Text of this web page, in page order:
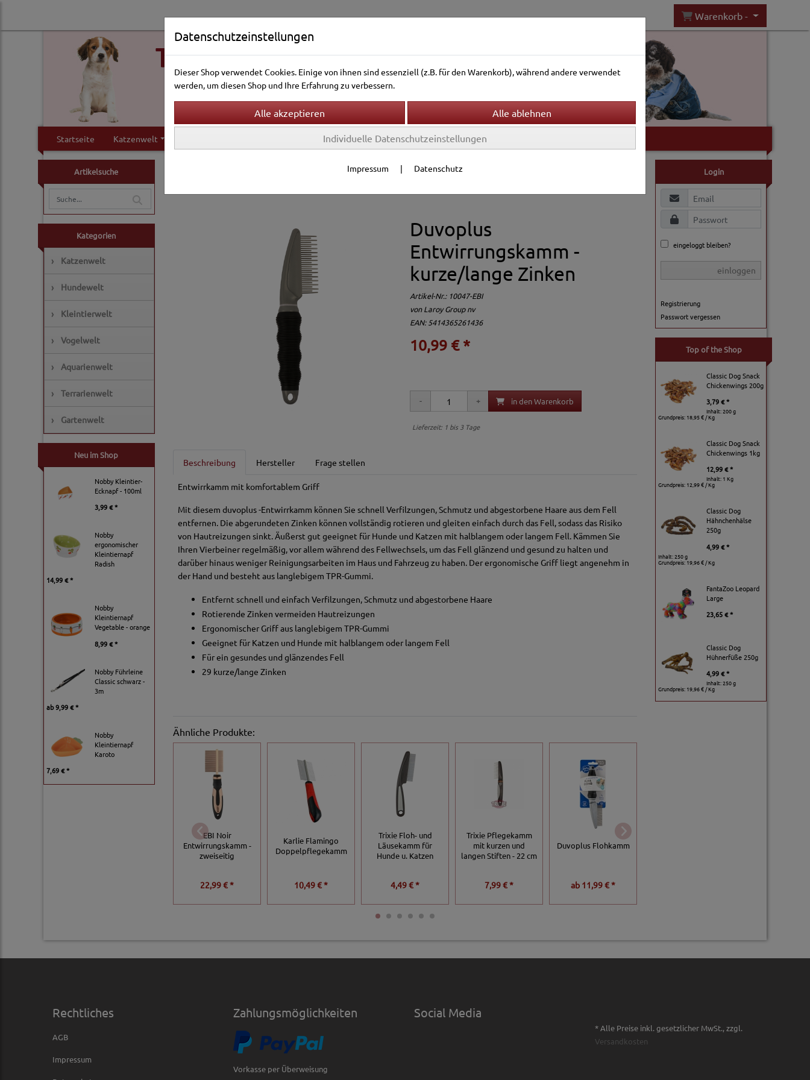
Warenkorb -
Startseite Katzenwelt Vogelwelt Aquarienwelt Terrarienwelt
Artikelsuche
Kategorien
› Katzenwelt
› Hundewelt
› Kleintierwelt
› Vogelwelt
› Aquarienwelt
› Terrarienwelt
› Gartenwelt
Neu im Shop
Nobby Kleintier-
Ecknapf - 100ml
3,99 € *
Nobby
ergonomischer
Kleintiernapf
Radish
14,99 € *
Nobby
Kleintiernapf
Vegetable - orange
8,99 € *
Nobby Führleine
Classic schwarz -
3m
ab9,99 € *
Nobby
Kleintiernapf
Karoto
7,69 € *
Fellpflege
Duvoplus
Entwirrungskamm -
kurze/lange Zinken
Artikel-Nr.: 10047-EBI
vonLaroy Group nv
EAN: 5414365261436
10,99 € *
in den Warenkorb
Lieferzeit: 1 bis 3 Tage
Beschreibung Hersteller Frage stellen
Entwirrkamm mit komfortablem Griff
Mit diesem duvoplus -Entwirrkamm können Sie schnell Verfilzungen, Schmutz und abgestorbene Haare aus dem Fell
entfernen. Die abgerundeten Zinken können vollständig rotieren und gleiten einfach durch das Fell, sodass das Risiko
von Hautreizungen sinkt. Äußerst gut geeignet für Hunde und Katzen mit halblangem oder langem Fell. Kämmen Sie
Ihren Vierbeiner regelmäßig, vor allem während des Fellwechsels, um das Fell glänzend und gesund zu halten und
darüber hinaus weniger Reinigungsarbeiten im Haus und Fahrzeug zu haben. Der ergonomische Griff liegt angenehm in
der Hand und besteht aus langlebigem TPR-Gummi.
Entfernt schnell und einfach Verfilzungen, Schmutz und abgestorbene Haare
Rotierende Zinken vermeiden Hautreizungen
Ergonomischer Griff aus langlebigem TPR-Gummi
Geeignet für Katzen und Hunde mit halblangem oder langem Fell
Für ein gesundes und glänzendes Fell
29 kurze/lange Zinken
Ähnliche Produkte:
EBI Noir
Entwirrungskamm -
zweiseitig
22,99 € *
Karlie Flamingo
Doppelpflegekamm
10,49 € *
Trixie Floh- und
Läusekamm für
Hunde u. Katzen
4,49 € *
Trixie Pflegekamm
mit kurzen und
langen Stiften - 22 cm
7,99 € *
Duvoplus Flohkamm
ab 11,99 € *
Login
eingeloggt bleiben?
einloggen
Registrierung
Passwort vergessen
Top of the Shop
Classic Dog Snack
Chickenwings 200g
3,79 € *
Inhalt: 200 g
Grundpreis: 18,95 € / Kg
Classic Dog Snack
Chickenwings 1kg
12,99 € *
Inhalt: 1 Kg
Grundpreis: 12,99 € / Kg
Classic Dog
Hähnchenhälse
250g
4,99 € *
Inhalt: 250 g
Grundpreis:19,96 € / Kg
FantaZoo Leopard
Large
23,65 € *
Classic Dog
Hühnerfüße 250g
4,99 € *
Inhalt: 250 g
Grundpreis: 19,96 € / Kg
Rechtliches
AGB
Impressum
Zahlungsmöglichkeiten
Vorkasse per Überweisung
Social Media
* Alle Preise inkl. gesetzlicher MwSt., zzgl.
Versandkosten
Datenschutzeinstellungen
Dieser Shop verwendet Cookies. Einige von ihnen sind essenziell (z.B. für den Warenkorb), während andere verwendet
werden, um diesen Shop und Ihre Erfahrung zu verbessern.
Individuelle Datenschutzeinstellungen
Impressum | Datenschutz